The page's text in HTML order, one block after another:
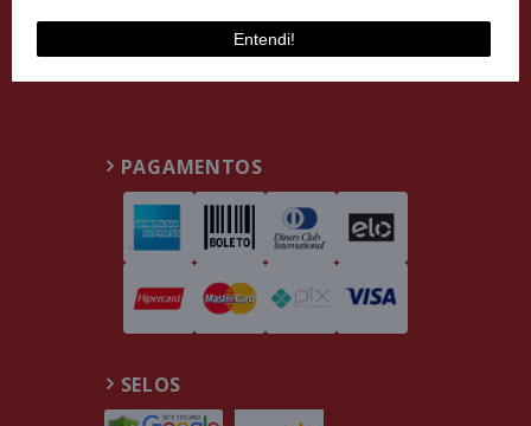
Entendi!
MINHA CONTA
PAGAMENTOS
SELOS